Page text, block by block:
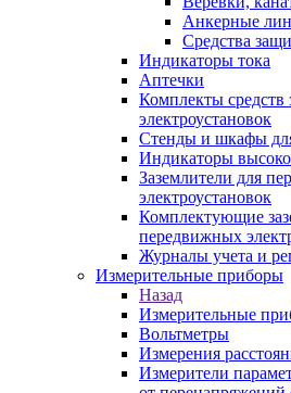
Анкерные
Средства
Индикаторы тока
Аптечки
Комплекты средств
электроустановок
Стенды и шкафы
Индикаторы
Заземлители для
электроустановок
Комплектующие
передвижных
Журналы учета и
Измерительные приборы
Назад
Измерительные
Вольтметры
Измерения
Измерители